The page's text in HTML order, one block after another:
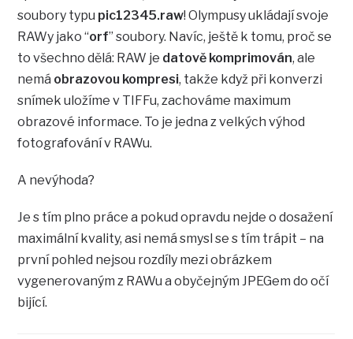
soubory typu pic12345.raw! Olympusy ukládají svoje
RAWy jako “orf” soubory. Navíc, ještě k tomu, proč se
to všechno dělá: RAW je datově komprimován, ale
nemá obrazovou kompresi, takže když při konverzi
snímek uložíme v TIFFu, zachováme maximum
obrazové informace. To je jedna z velkých výhod
fotografování v RAWu.
A nevýhoda?
Je s tím plno práce a pokud opravdu nejde o dosažení
maximální kvality, asi nemá smysl se s tím trápit – na
první pohled nejsou rozdíly mezi obrázkem
vygenerovaným z RAWu a obyčejným JPEGem do očí
bijící.